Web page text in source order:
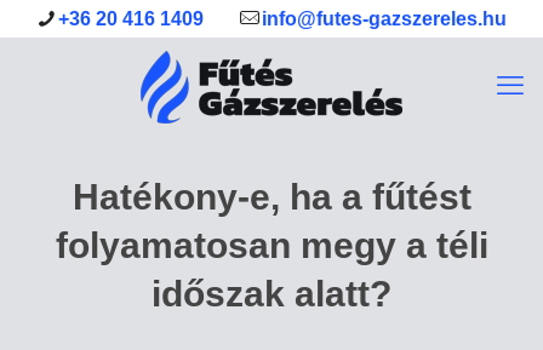
+36 20 416 1409 info@futes-gazszereles.hu
Hatékony-e, ha a fűtést
folyamatosan megy a téli
időszak alatt?